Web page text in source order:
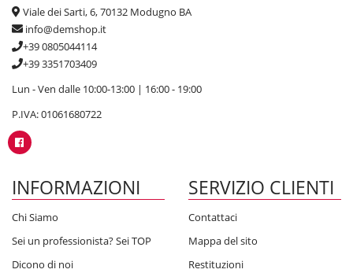
Viale dei Sarti, 6, 70132 Modugno BA
info@demshop.it
+39 0805044114
+39 3351703409
Lun - Ven dalle 10:00-13:00 | 16:00 - 19:00
P.IVA: 01061680722
INFORMAZIONI
Chi Siamo
Sei un professionista? Sei TOP
Dicono di noi
SERVIZIO CLIENTI
Contattaci
Mappa del sito
Restituzioni